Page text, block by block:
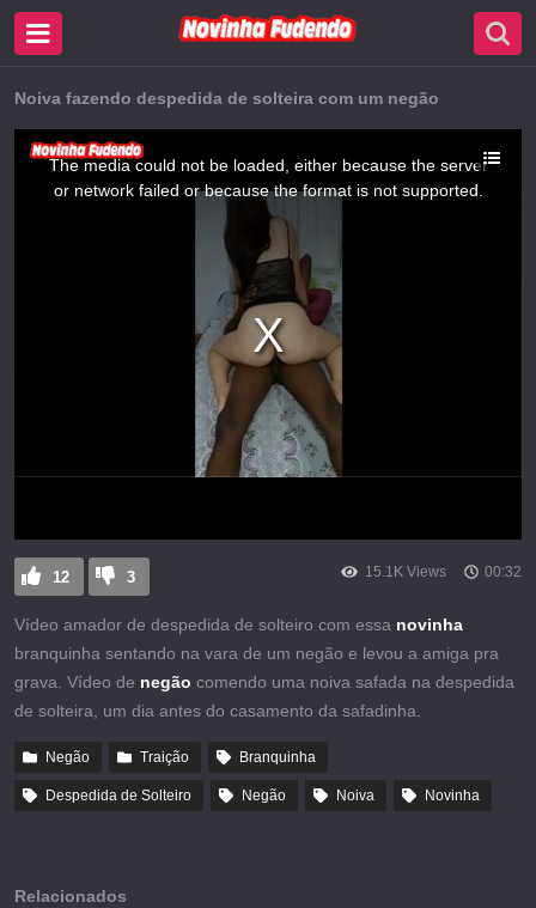
Noiva fazendo despedida de solteira com um negão
12 3 15.1K Views 00:32
Vídeo amador de despedida de solteiro com essa novinha
branquinha sentando na vara de um negão e levou a amiga pra
grava. Vídeo de negão comendo uma noiva safada na despedida
de solteira, um dia antes do casamento da safadinha.
Negão Traição Branquinha
Despedida de Solteiro Negão Noiva Novinha
Relacionados